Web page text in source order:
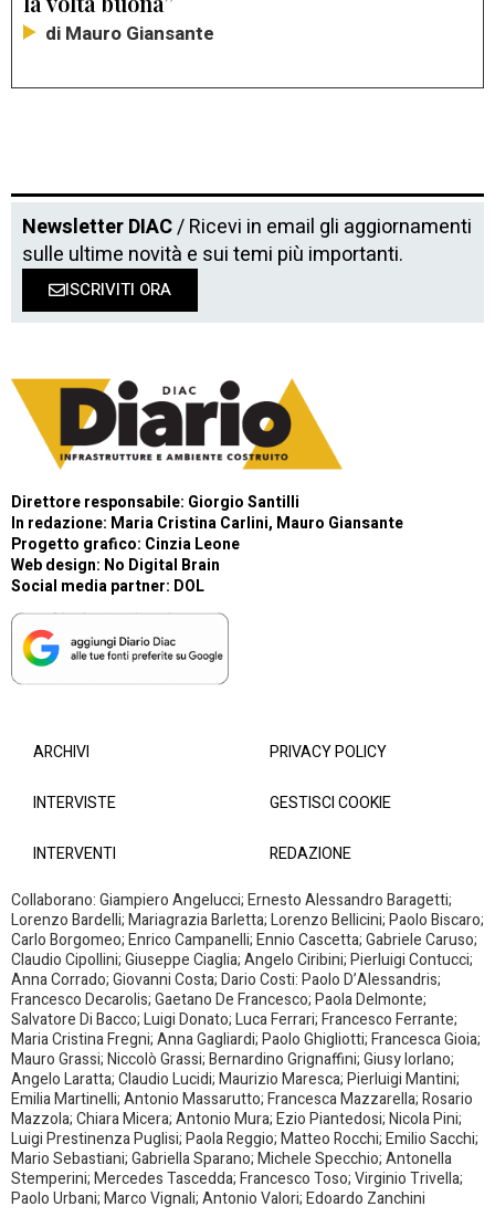
di Mauro Giansante
Newsletter DIAC/ Ricevi in email gli aggiornamenti
sulle ultime novità e sui temi più importanti.
ISCRIVITI ORA
Direttore responsabile: Giorgio Santilli
In redazione: Maria Cristina Carlini, Mauro Giansante
Progetto grafico: Cinzia Leone
Web design: No Digital Brain
Social media partner: DOL
ARCHIVI
INTERVISTE
INTERVENTI
PRIVACY POLICY
GESTISCI COOKIE
REDAZIONE
Collaborano: Giampiero Angelucci; Ernesto Alessandro Baragetti;
Lorenzo Bardelli; Mariagrazia Barletta; Lorenzo Bellicini; Paolo Biscaro;
Carlo Borgomeo; Enrico Campanelli; Ennio Cascetta; Gabriele Caruso;
Claudio Cipollini; Giuseppe Ciaglia; Angelo Ciribini; Pierluigi Contucci;
Anna Corrado; Giovanni Costa; Dario Costi: Paolo D’Alessandris;
Francesco Decarolis; Gaetano De Francesco; Paola Delmonte;
Salvatore Di Bacco; Luigi Donato; Luca Ferrari; Francesco Ferrante;
Maria Cristina Fregni; Anna Gagliardi; Paolo Ghigliotti; Francesca Gioia;
Mauro Grassi; Niccolò Grassi; Bernardino Grignaffini; Giusy Iorlano;
Angelo Laratta; Claudio Lucidi; Maurizio Maresca; Pierluigi Mantini;
Emilia Martinelli; Antonio Massarutto; Francesca Mazzarella; Rosario
Mazzola; Chiara Micera; Antonio Mura; Ezio Piantedosi; Nicola Pini;
Luigi Prestinenza Puglisi; Paola Reggio; Matteo Rocchi; Emilio Sacchi;
Mario Sebastiani; Gabriella Sparano; Michele Specchio; Antonella
Stemperini; Mercedes Tascedda; Francesco Toso; Virginio Trivella;
Paolo Urbani; Marco Vignali; Antonio Valori; Edoardo Zanchini